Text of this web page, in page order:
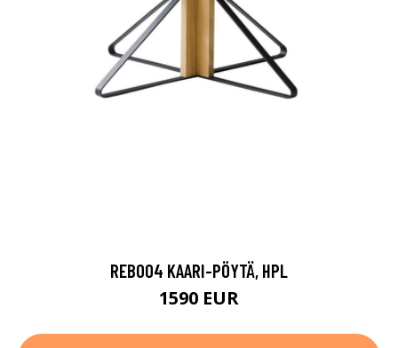
REB004 KAARI-PÖYTÄ, HPL
1590 EUR